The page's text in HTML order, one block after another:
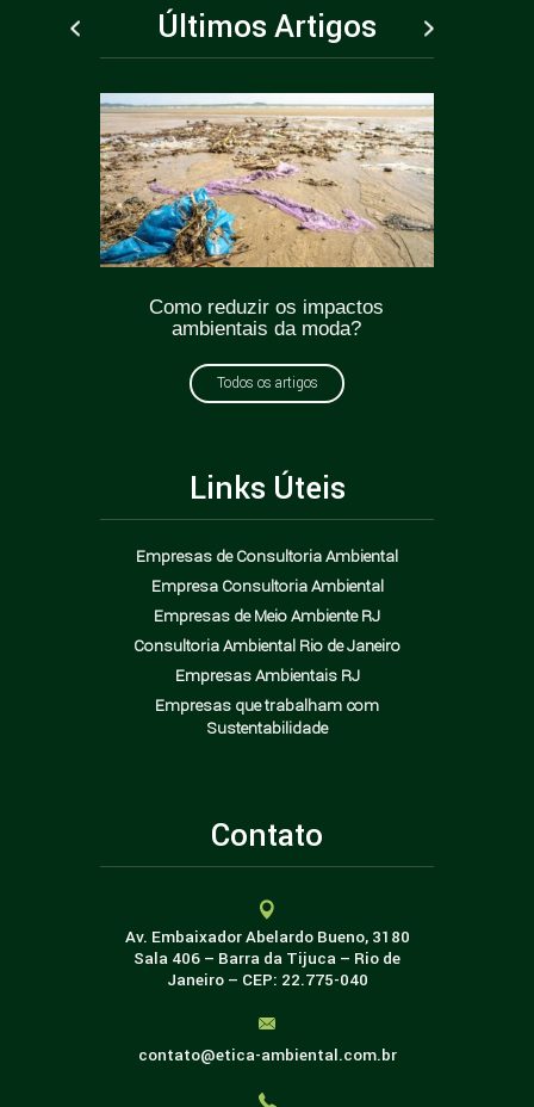
Últimos Artigos
Como reduzir os impactos
ambientais da moda?
Todos os artigos
Links Úteis
Empresas de Consultoria Ambiental
Empresa Consultoria Ambiental
Empresas de Meio Ambiente RJ
Consultoria Ambiental Rio de Janeiro
Empresas Ambientais RJ
Empresas que trabalham com
Sustentabilidade
Contato
Av. Embaixador Abelardo Bueno, 3180
Sala 406 – Barra da Tijuca – Rio de
Janeiro – CEP: 22.775-040
contato@etica-ambiental.com.br